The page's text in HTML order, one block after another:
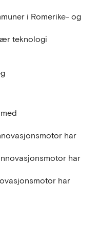
i Romerike- og
teknologi
har
har
har